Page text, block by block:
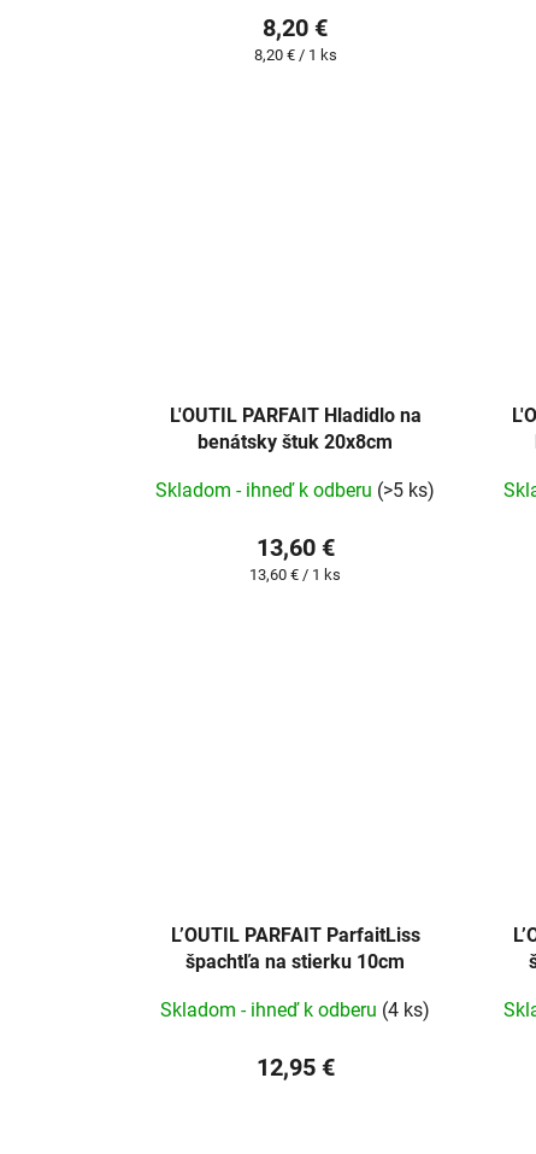
8,20 €
Jednotková
8,20 € / 1 ks
L'OUTIL PARFAIT Hladidlo na
benátsky štuk 20x8cm
Skladom - ihneď k odberu (>5 ks)
13,60 €
Jednotková
13,60 € / 1 ks
L’OUTIL PARFAIT ParfaitLiss
špachtľa na stierku 10cm
Skladom - ihneď k odberu (4 ks)
12,95 €